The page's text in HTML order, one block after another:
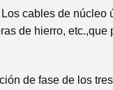
cables de núcleo
de hierro, etc.,que
de fase de los